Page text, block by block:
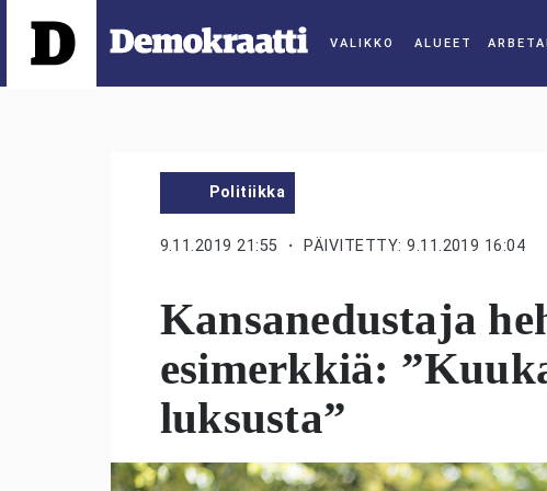
ALUEET
Politiikka
9.11.2019 21:55 ・ PÄIVITETTY: 9.11.2019 16:04
Kansanedustaja
esimerkkiä:
luksusta”